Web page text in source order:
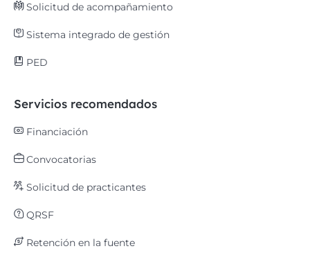
Solicitud de acompañamiento
Sistema integrado de gestión
PED
Servicios recomendados
Financiación
Convocatorias
Solicitud de practicantes
QRSF
Retención en la fuente